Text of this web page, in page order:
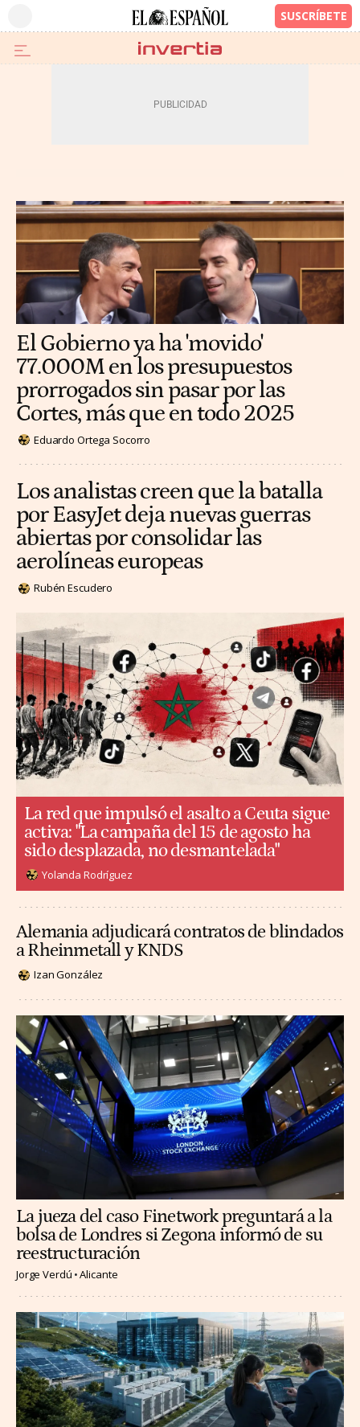
El Gobierno ya ha 'movido'
77.000M en los presupuestos
prorrogados sin pasar por las
Cortes, más que en todo 2025
Eduardo Ortega Socorro
Los analistas creen que la batalla
por EasyJet deja nuevas guerras
abiertas por consolidar las
aerolíneas europeas
Rubén Escudero
La red que impulsó el asalto a Ceuta sigue
activa: "La campaña del 15 de agosto ha
sido desplazada, no desmantelada"
Yolanda Rodríguez
Alemania adjudicará contratos de blindados
a Rheinmetall y KNDS
Izan González
La jueza del caso Finetwork preguntará a la
bolsa de Londres si Zegona informó de su
reestructuración
Jorge Verdú Alicante